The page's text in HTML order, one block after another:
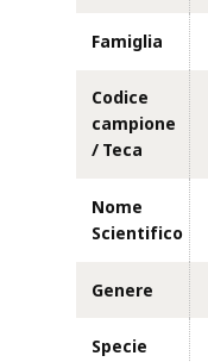
Famiglia
Codice
campione
/ Teca
Nome
Scientifico
Genere
Specie